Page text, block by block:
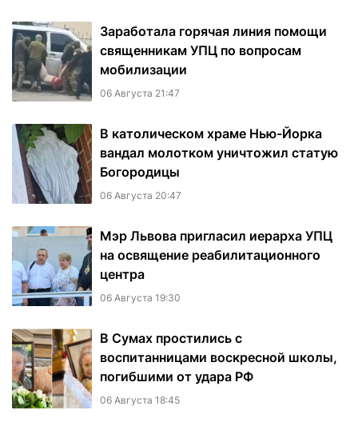
Заработала горячая линия помощи
священникам УПЦ по вопросам
мобилизации
06 Августа 21:47
В католическом храме Нью-Йорка
вандал молотком уничтожил статую
Богородицы
06 Августа 20:47
Мэр Львова пригласил иерарха УПЦ
на освящение реабилитационного
центра
06 Августа 19:30
В Сумах простились с
воспитанницами воскресной школы,
погибшими от удара РФ
06 Августа 18:45